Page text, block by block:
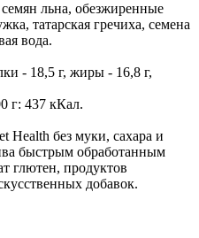
льна, обезжиренные
татарская гречиха, семена
вода.
- 18,5 г, жиры - 16,8 г,
г: 437 кКал.
Health без муки, сахара и
быстрым обработанным
глютен, продуктов
добавок.